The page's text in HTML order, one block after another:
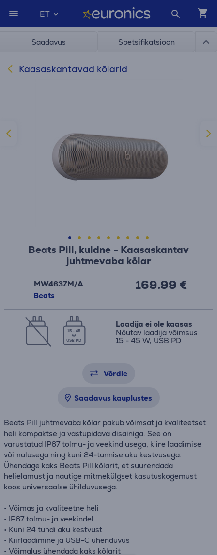
ET
Saadavus Spetsifikatsioon
Kaasaskantavad kõlarid
Beats Pill, kuldne - Kaasaskantav
juhtmevaba kõlar
MW463ZM/A
Beats
169.99 €
15 - 45
W
USB PD
Laadija ei ole kaasas
Nõutav laadija võimsus
15 - 45 W, USB PD
Võrdle
Saadavus kauplustes
Beats Pill juhtmevaba kõlar pakub võimsat ja kvaliteetset
heli kompaktse ja vastupidava disainiga. See on
varustatud IP67 tolmu- ja veekindlusega, kiire laadimise
võimalusega ning kuni 24-tunnise aku kestvusega.
Ühendage kaks Beats Pill kõlarit, et suurendada
helielamust ja nautige mitmekülgset kasutuskogemust
koos universaalse ühilduvusega.
• Võimas ja kvaliteetne heli
• IP67 tolmu- ja veekindel
• Kuni 24 tundi aku kestvust
• Kiirlaadimine ja USB-C ühenduvus
• Võimalus ühendada kaks kõlarit